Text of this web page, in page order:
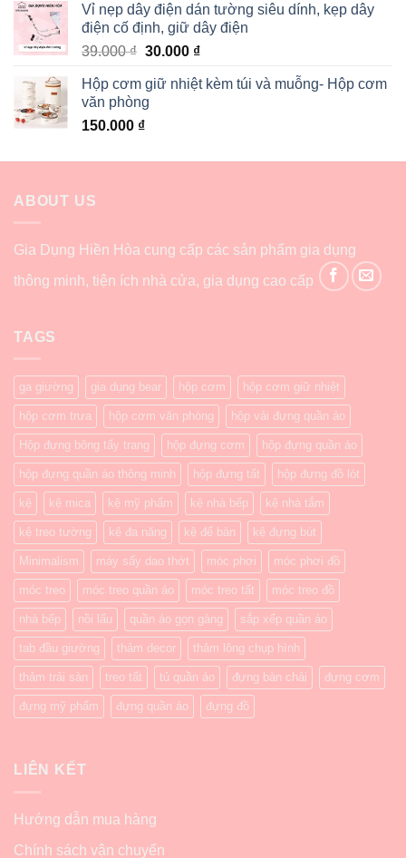
Vỉ nẹp dây điện dán tường siêu dính, kẹp dây
điện cố định, giữ dây điện
39.000₫ 30.000 ₫
Hộp cơm giữ nhiệt kèm túi và muỗng- Hộp cơm
văn phòng
150.000 ₫
ABOUT US
Gia Dụng Hiền Hòa cung cấp các sản phẩm gia dụng
thông minh, tiện ích nhà cửa, gia dụng cao cấp
TAGS
ga giường gia dụng bear hộp cơm hộp cơm giữ nhiệt
hộp cơm trưa hộp cơm văn phòng hộp vải đựng quần áo
Hộp đựng bông tẩy trang hộp đựng cơm hộp đựng quần áo
hộp đựng quần áo thông minh hộp đựng tất hộp đựng đồ lót
kệ kệ mica kệ mỹ phẩm kệ nhà bếp kệ nhà tắm
kệ treo tường kệ đa năng kệ để bàn kệ đựng bút
Minimalism máy sấy dao thớt móc phơi móc phơi đồ
móc treo móc treo quần áo móc treo tất móc treo đồ
nhà bếp nồi lẩu quần áo gọn gàng sắp xếp quần áo
tab đầu giường thảm decor thảm lông chụp hình
thảm trải sàn treo tất tủ quần áo đựng bàn chải đựng cơm
đựng mỹ phẩm đựng quần áo đựng đồ
LIÊN KẾT
Hướng dẫn mua hàng
Chính sách vận chuyển